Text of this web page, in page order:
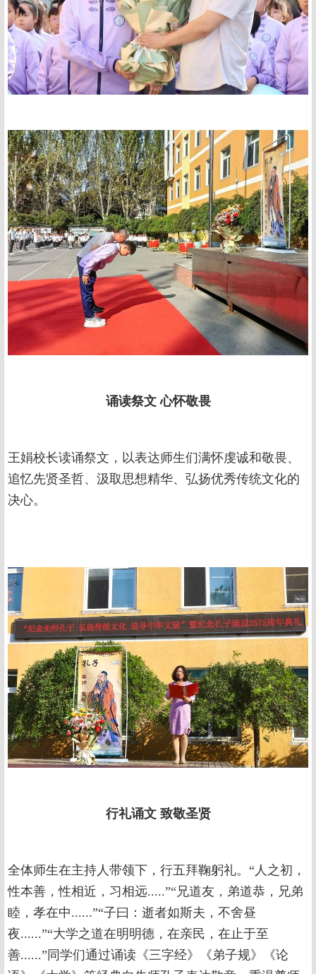
诵读祭文 心怀敬畏
王娟校长读诵祭文，以表达师生们满怀虔诚和敬畏、
追忆先贤圣哲、汲取思想精华、弘扬优秀传统文化的
决心。
行礼诵文 致敬圣贤
全体师生在主持人带领下，行五拜鞠躬礼。“人之初，
性本善，性相近，习相远.....”“兄道友，弟道恭，兄弟
睦，孝在中......”“子曰：逝者如斯夫，不舍昼
夜......”“大学之道在明明德，在亲民，在止于至
善......”同学们通过诵读《三字经》《弟子规》《论